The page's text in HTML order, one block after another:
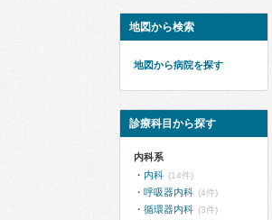
地図から検索
地図から病院を探す
診療科目から探す
内科系
内科 (14件)
呼吸器内科 (4件)
循環器内科 (3件)